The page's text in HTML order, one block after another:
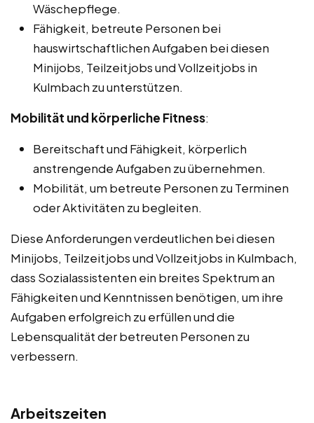
Wäschepflege.
Fähigkeit, betreute Personen bei
hauswirtschaftlichen Aufgaben bei diesen
Minijobs, Teilzeitjobs und Vollzeitjobs in
Kulmbach zu unterstützen.
Mobilität und körperliche Fitness:
Bereitschaft und Fähigkeit, körperlich
anstrengende Aufgaben zu übernehmen.
Mobilität, um betreute Personen zu Terminen
oder Aktivitäten zu begleiten.
Diese Anforderungen verdeutlichen bei diesen
Minijobs, Teilzeitjobs und Vollzeitjobs in Kulmbach,
dass Sozialassistenten ein breites Spektrum an
Fähigkeiten und Kenntnissen benötigen, um ihre
Aufgaben erfolgreich zu erfüllen und die
Lebensqualität der betreuten Personen zu
verbessern.
Arbeitszeiten